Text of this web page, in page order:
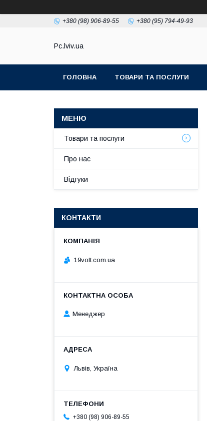
+380 (98) 906-89-55 +380 (95) 794-49-93
Pc.lviv.ua
ГОЛОВНА ТОВАРИ ТА ПОСЛУГИ
Товари та послуги
Про нас
Відгуки
КОНТАКТИ
19volt.com.ua
Менеджер
Львів, Україна
+380 (98) 906-89-55